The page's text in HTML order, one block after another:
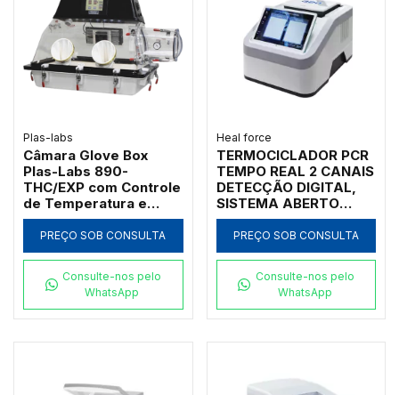
Plas-labs
Câmara Glove Box
Plas-Labs 890-
THC/EXP com Controle
de Temperatura e
Umidade para 1
Operador
PREÇO SOB CONSULTA
Consulte-nos pelo
WhatsApp
Heal force
TERMOCICLADOR PCR
TEMPO REAL 2 CANAIS
DETECÇÃO DIGITAL,
SISTEMA ABERTO
EQUIPADO COM 1
BLOCO COM 32 POÇOS
DE 0,2 ML, SAÍDA
- X320
PREÇO SOB CONSULTA
Consulte-nos pelo
WhatsApp